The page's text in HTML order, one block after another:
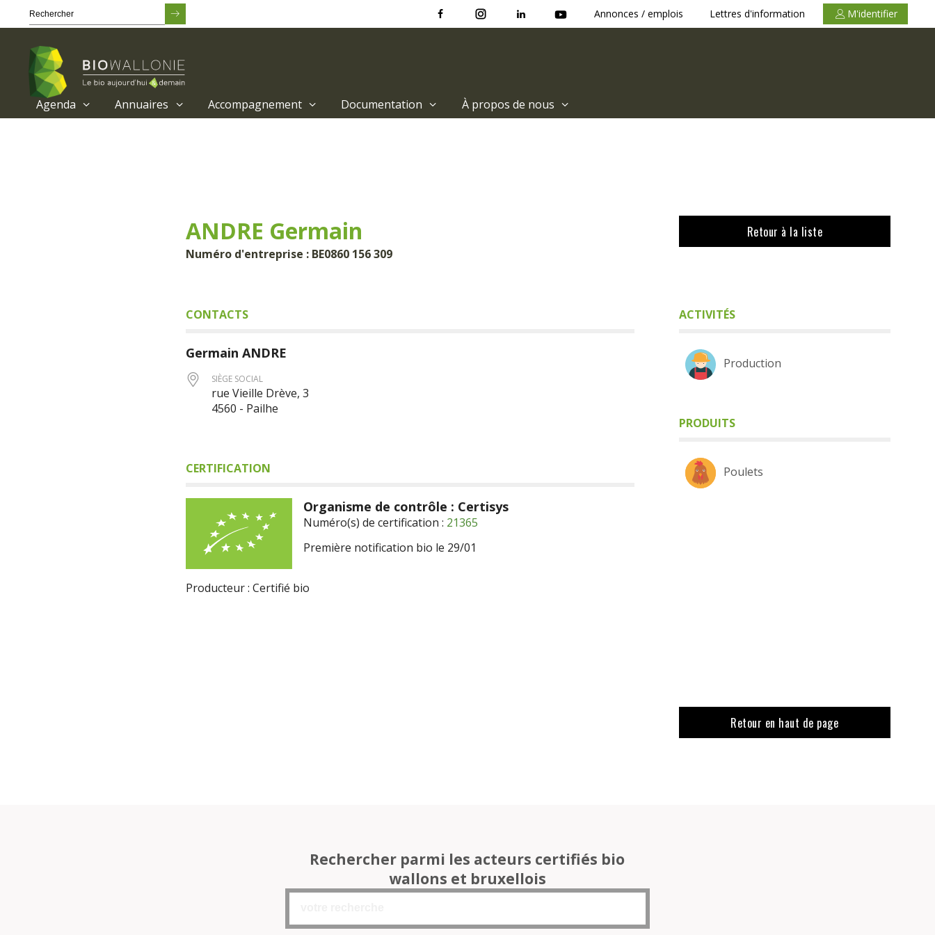
Annonces / emplois Lettres d'information M'identifier
Agenda Annuaires Accompagnement Documentation À propos de nous
ANDRE Germain
Numéro d'entreprise : BE0860 156 309
CONTACTS
Germain ANDRE
SIÈGE SOCIAL
rue Vieille Drève, 3
4560 - Pailhe
CERTIFICATION
Organisme de contrôle : Certisys
Numéro(s) de certification : 21365
Première notification bio le 29/01
Producteur : Certifié bio
Retour à la liste
ACTIVITÉS
Production
PRODUITS
Poulets
Retour en haut de page
Rechercher parmi les acteurs certifiés bio
wallons et bruxellois